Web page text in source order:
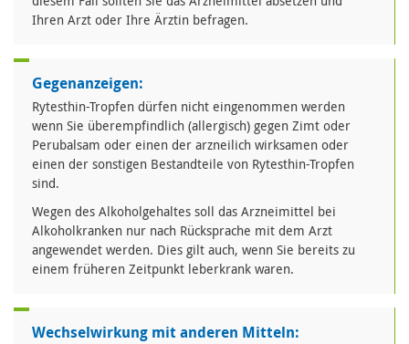
Ihren Arzt oder Ihre Ärztin befragen.
Gegenanzeigen:
Rytesthin-Tropfen dürfen nicht eingenommen werden
wenn Sie überempfindlich (allergisch) gegen Zimt oder
Perubalsam oder einen der arzneilich wirksamen oder
einen der sonstigen Bestandteile von Rytesthin-Tropfen
sind.
Wegen des Alkoholgehaltes soll das Arzneimittel bei
Alkoholkranken nur nach Rücksprache mit dem Arzt
angewendet werden. Dies gilt auch, wenn Sie bereits zu
einem früheren Zeitpunkt leberkrank waren.
Wechselwirkung mit anderen Mitteln: